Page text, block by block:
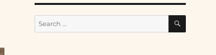
Search
for:
SEARCH